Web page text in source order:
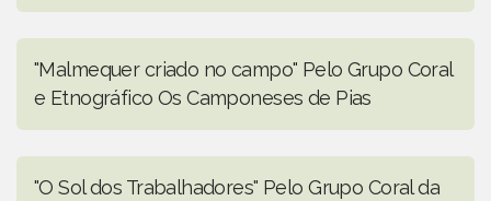
"Malmequer criado no campo" Pelo Grupo Coral
e Etnográfico Os Camponeses de Pias
"O Sol dos Trabalhadores" Pelo Grupo Coral da